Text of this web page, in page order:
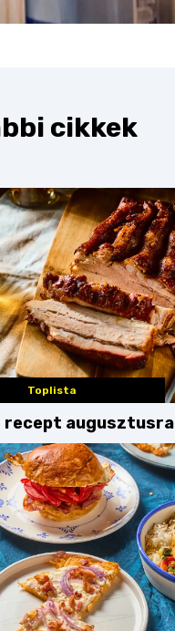
cikkek
Toplista
recept augusztusra